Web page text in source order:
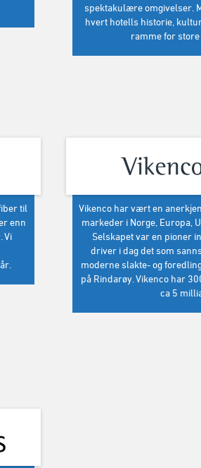
spektakulære omgivelser.
hvert hotells historie,
ramme for
til
enn
Vi
Vikenco har vært en
markeder i Norge, Europa,
Selskapet var en pioner
driver i dag det som
moderne slakte- og
på Rindarøy. Vikenco har
ca 5